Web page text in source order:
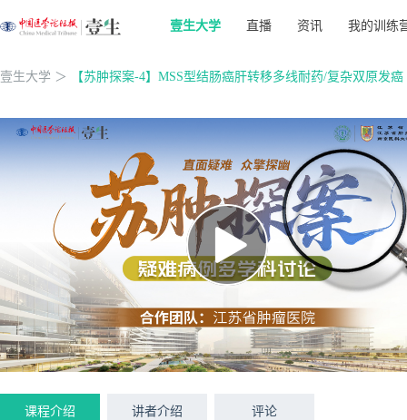
壹生大学 直播 资讯 我的训练
壹生大学 ＞ 【苏肿探案-4】MSS型结肠癌肝转移多线耐药/复杂双原发
课程介绍 讲者介绍 评论